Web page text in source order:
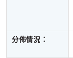
分佈情況：